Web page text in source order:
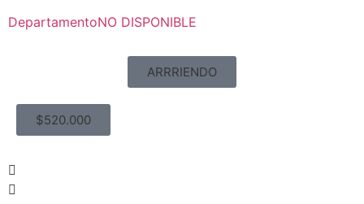
DepartamentoNO DISPONIBLE
ARRRIENDO
$520.000